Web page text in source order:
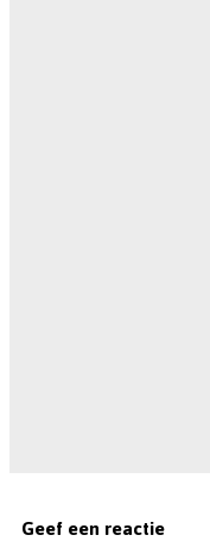
Geef een reactie